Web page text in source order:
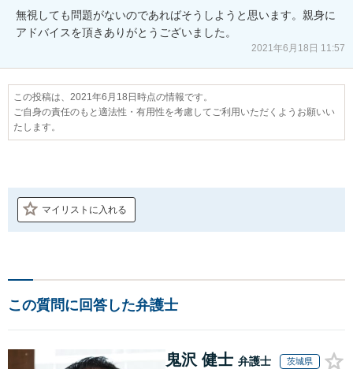
無視しても問題がないのであればそうしようと思います。親身に
アドバイスを頂きありがとうございました。
2021年6月18日 11:57
この投稿は、2021年6月18日時点の情報です。
ご自身の責任のもと適法性・有用性を考慮してご利用いただくようお願いい
たします。
マイリストに入れる
この質問に回答した弁護士
鬼沢 健士 弁護士 茨城県